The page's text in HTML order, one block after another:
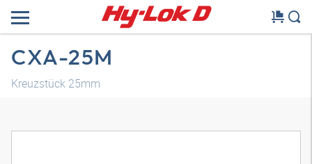
CXA-25M
Kreuzstück 25mm